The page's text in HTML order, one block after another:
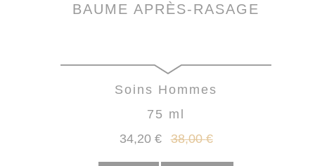
BAUME APRÈS-RASAGE
Soins Hommes
75 ml
34,20 € 38,00 €